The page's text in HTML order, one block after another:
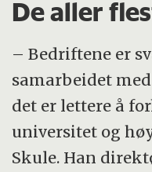
De aller
– Bedriftene er
samarbeidet
det er lettere å
universitet og
Skule. Han